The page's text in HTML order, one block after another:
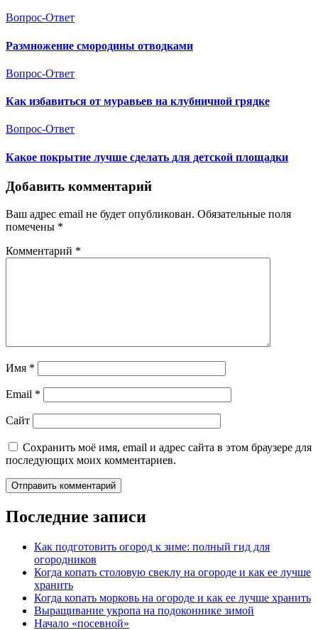
Вопрос-Ответ
Размножение смородины отводками
Вопрос-Ответ
Как избавиться от муравьев на клубничной грядке
Вопрос-Ответ
Какое покрытие лучше сделать для детской площадки
Добавить комментарий
Ваш адрес email не будет опубликован. Обязательные поля
помечены *
Комментарий *
Имя *
Email *
Сайт
Сохранить моё имя, email и адрес сайта в этом браузере для
последующих моих комментариев.
Последние записи
Как подготовить огород к зиме: полный гид для
огородников
Когда копать столовую свеклу на огороде и как ее лучше
хранить
Когда копать морковь на огороде и как ее лучше хранить
Выращивание укропа на подоконнике зимой
Начало «посевной»